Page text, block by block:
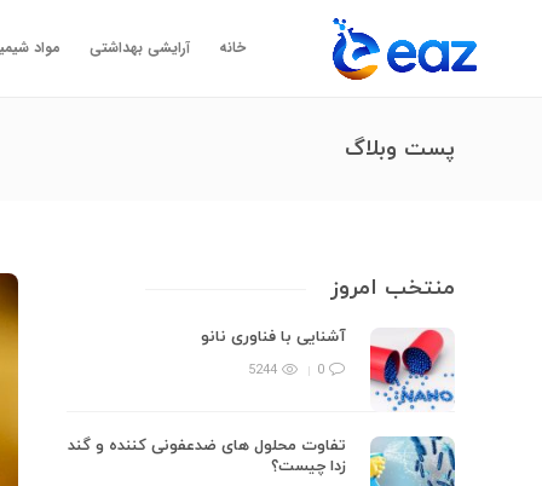
خانه آرایشی بهداشتی مواد
پست وبلاگ
منتخب امروز
آشنایی با فناوری نانو
0
5244
تفاوت محلول های ضدعفونی کننده و گند
زدا چیست؟